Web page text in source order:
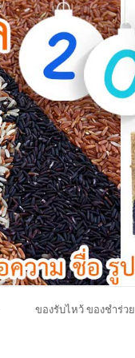
ของรับไหว้ ของชำร่วย